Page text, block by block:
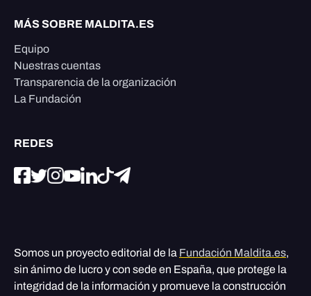
MÁS SOBRE MALDITA.ES
Equipo
Nuestras cuentas
Transparencia de la organización
La Fundación
REDES
Somos un proyecto editorial de la Fundación Maldita.es,
sin ánimo de lucro y con sede en España, que protege la
integridad de la información y promueve la construcción